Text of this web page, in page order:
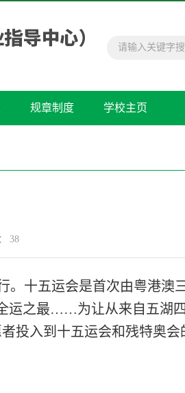
规章制度 学校主页
38
。十五运会是首次由粤港澳
运之最……为让从来自五湖
投入到十五运会和残特奥